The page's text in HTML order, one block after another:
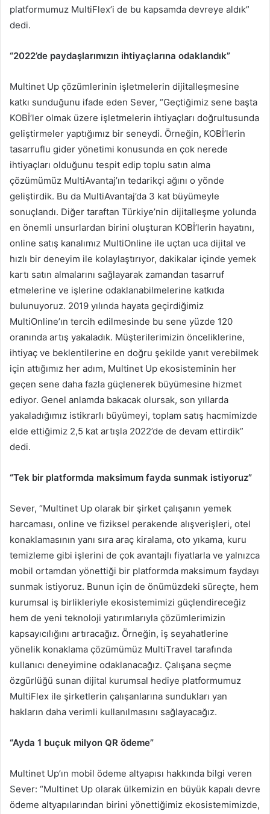
platformumuz MultiFlex’i de bu kapsamda devreye aldık”
dedi.
“2022’de paydaşlarımızın ihtiyaçlarına odaklandık”
Multinet Up çözümlerinin işletmelerin dijitalleşmesine
katkı sunduğunu ifade eden Sever, “Geçtiğimiz sene başta
KOBİ’ler olmak üzere işletmelerin ihtiyaçları doğrultusunda
geliştirmeler yaptığımız bir seneydi. Örneğin, KOBİ’lerin
tasarruflu gider yönetimi konusunda en çok nerede
ihtiyaçları olduğunu tespit edip toplu satın alma
çözümümüz MultiAvantaj’ın tedarikçi ağını o yönde
geliştirdik. Bu da MultiAvantaj’da 3 kat büyümeyle
sonuçlandı. Diğer taraftan Türkiye’nin dijitalleşme yolunda
en önemli unsurlardan birini oluşturan KOBİ’lerin hayatını,
online satış kanalımız MultiOnline ile uçtan uca dijital ve
hızlı bir deneyim ile kolaylaştırıyor, dakikalar içinde yemek
kartı satın almalarını sağlayarak zamandan tasarruf
etmelerine ve işlerine odaklanabilmelerine katkıda
bulunuyoruz. 2019 yılında hayata geçirdiğimiz
MultiOnline’ın tercih edilmesinde bu sene yüzde 120
oranında artış yakaladık. Müşterilerimizin önceliklerine,
ihtiyaç ve beklentilerine en doğru şekilde yanıt verebilmek
için attığımız her adım, Multinet Up ekosisteminin her
geçen sene daha fazla güçlenerek büyümesine hizmet
ediyor. Genel anlamda bakacak olursak, son yıllarda
yakaladığımız istikrarlı büyümeyi, toplam satış hacmimizde
elde ettiğimiz 2,5 kat artışla 2022’de de devam ettirdik”
dedi.
“Tek bir platformda maksimum fayda sunmak istiyoruz”
Sever, “Multinet Up olarak bir şirket çalışanın yemek
harcaması, online ve fiziksel perakende alışverişleri, otel
konaklamasının yanı sıra araç kiralama, oto yıkama, kuru
temizleme gibi işlerini de çok avantajlı fiyatlarla ve yalnızca
mobil ortamdan yönettiği bir platformda maksimum faydayı
sunmak istiyoruz. Bunun için de önümüzdeki süreçte, hem
kurumsal iş birlikleriyle ekosistemimizi güçlendireceğiz
hem de yeni teknoloji yatırımlarıyla çözümlerimizin
kapsayıcılığını artıracağız. Örneğin, iş seyahatlerine
yönelik konaklama çözümümüz MultiTravel tarafında
kullanıcı deneyimine odaklanacağız. Çalışana seçme
özgürlüğü sunan dijital kurumsal hediye platformumuz
MultiFlex ile şirketlerin çalışanlarına sundukları yan
hakların daha verimli kullanılmasını sağlayacağız.
“Ayda 1 buçuk milyon QR ödeme”
Multinet Up’ın mobil ödeme altyapısı hakkında bilgi veren
Sever: “Multinet Up olarak ülkemizin en büyük kapalı devre
ödeme altyapılarından birini yönettiğimiz ekosistemimizde,